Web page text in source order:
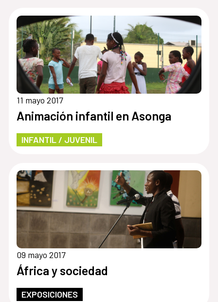
11 mayo 2017
Animación infantil en Asonga
INFANTIL / JUVENIL
09 mayo 2017
África y sociedad
EXPOSICIONES